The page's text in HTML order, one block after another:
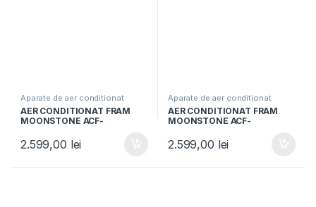
Aparate de aer conditionat
AER CONDITIONAT FRAM
MOONSTONE ACF-
12000BTU, Wi-Fi, Super
ionizare, Functie Breeze
2.599,00 lei
Aparate de aer conditionat
AER CONDITIONAT FRAM
MOONSTONE ACF-
12000BTU, Wi-Fi, Super
ionizare, Functie Breeze
2.599,00 lei